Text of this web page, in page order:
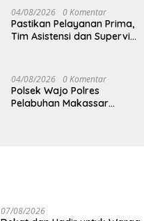
Desa
04/08/2026 0 Komentar
Pastikan Pelayanan Prima,
Tim Asistensi dan Supervisi
Samapta dan Command
Center Polresta Gowa
04/08/2026 0 Komentar
Polsek Wajo Polres
Pelabuhan Makassar
07/08/2026